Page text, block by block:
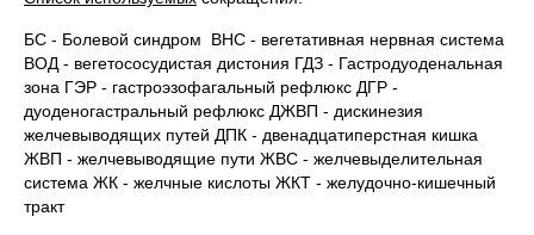
БС - Болевой синдром ВНС - вегетативная нервная система
ВОД - вегетососудистая дистония ГДЗ - Гастродуоденальная
зона ГЭР - гастроэзофагальный рефлюкс ДГР -
дуоденогастральный рефлюкс ДЖВП - дискинезия
желчевыводящих путей ДПК - двенадцатиперстная кишка
ЖВП - желчевыводящие пути ЖВС - желчевыделительная
система ЖК - желчные кислоты ЖКТ - желудочно-кишечный
тракт